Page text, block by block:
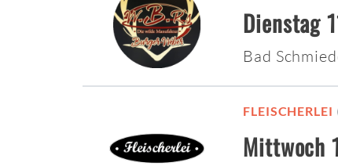
Dienstag
Bad
FLEISCHERLEI
Mittwoch